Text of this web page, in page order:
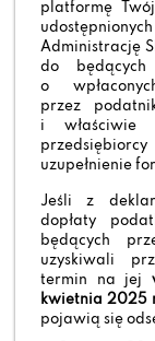
platformę
Administrację
do
o
przez
i właściwie
uzupełnienie
Jeśli z
dopłaty
będących
uzyskiwali
termin na jej
kwietnia 2025
pojawią się